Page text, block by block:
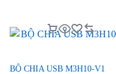
BỘ CHIA USB M3H10-V1